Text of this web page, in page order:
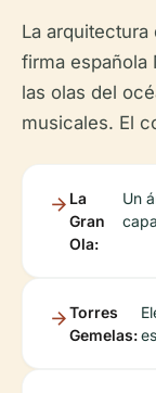
La
firma española
las olas del
musicales. El
La
Gran
Ola:
Un
Torres
Gemelas: